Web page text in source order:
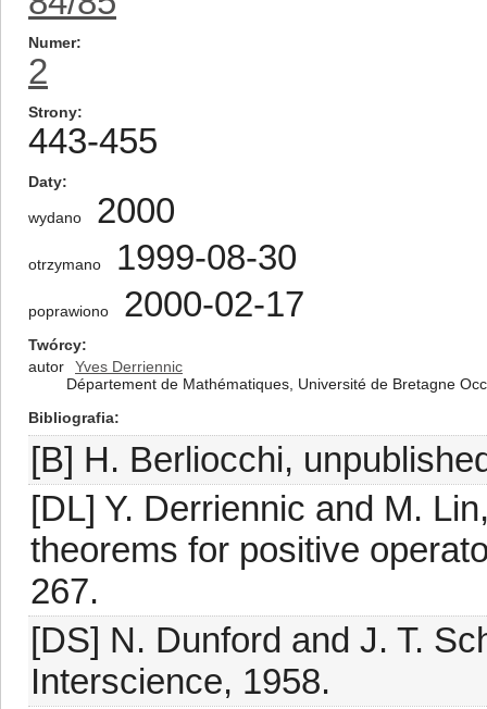
Numer
2
Strony
443-455
Daty
wydano 2000
otrzymano 1999-08-30
poprawiono 2000-02-17
Twórcy
autor
Yves Derriennic
Département de Mathématiques, Université de Bretagne
Bibliografia
[B] H. Berliocchi,
[DL] Y. Derriennic and M.
theorems for positive
267.
[DS] N. Dunford and J. T.
Interscience, 1958.